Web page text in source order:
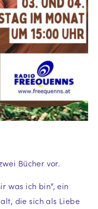
Bücher vor.
was ich bin“, ein
die sich als Liebe